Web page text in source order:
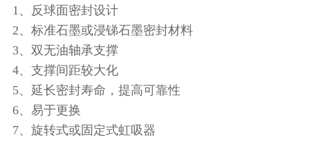
1、反球面密封设计
2、标准石墨或浸锑石墨密封材料
3、双无油轴承支撑
4、支撑间距较大化
5、延长密封寿命，提高可靠性
6、易于更换
7、旋转式或固定式虹吸器